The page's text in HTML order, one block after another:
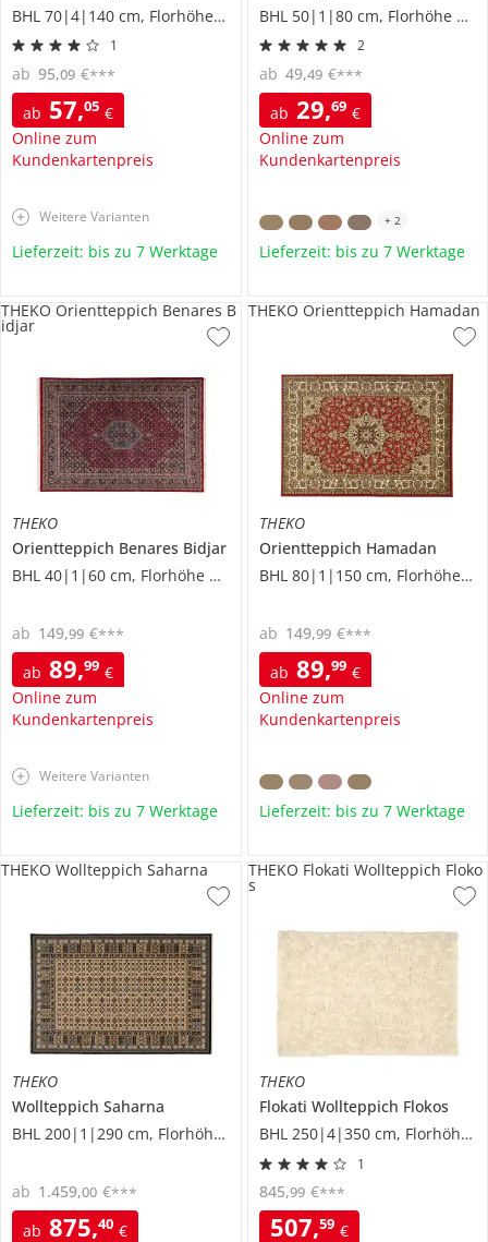
BHL 70|4|140 cm, Florhöhe 7 cm
1
ab 57,05 €
Online zum
Kundenkartenpreis
ab 95,09 €***
Weitere Varianten
Lieferzeit: bis zu 7 Werktage
BHL 50|1|80 cm, Florhöhe 0,8 cm
2
ab 29,69 €
Online zum
Kundenkartenpreis
ab 49,49 €***
+ 2
Lieferzeit: bis zu 7 Werktage
THEKO
Orientteppich Benares Bidjar
BHL 40|1|60 cm, Florhöhe 0,9 cm
ab 89,99 €
Online zum
Kundenkartenpreis
ab 149,99 €***
THEKO Orientteppich Benares B
idjar
Weitere Varianten
Lieferzeit: bis zu 7 Werktage
THEKO
Orientteppich Hamadan
BHL 80|1|150 cm, Florhöhe 0,8 cm
ab 89,99 €
Online zum
Kundenkartenpreis
ab 149,99 €***
THEKO Orientteppich Hamadan
Lieferzeit: bis zu 7 Werktage
THEKO
Wollteppich Saharna
BHL 200|1|290 cm, Florhöhe 0,9 cm
ab 875,40 €
ab 1.459,00 €***
THEKO Wollteppich Saharna
THEKO
Flokati Wollteppich Flokos
BHL 250|4|350 cm, Florhöhe 7 cm
1
507,59 €
845,99 €***
THEKO Flokati Wollteppich Floko
s